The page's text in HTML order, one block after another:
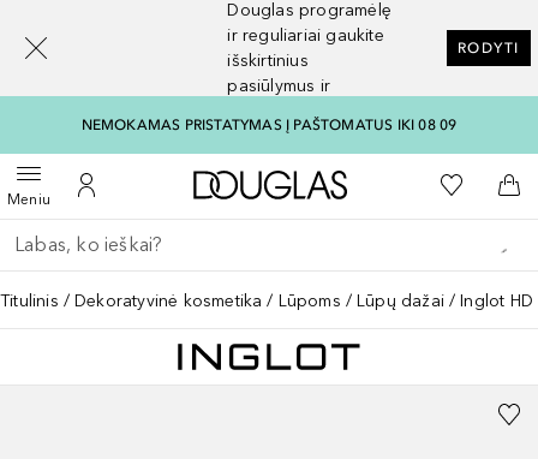
Douglas programėlę
ir reguliariai gaukite
išskirtinius
pasiūlymus ir
RODYTI
NEMOKAMAS PRISTATYMAS Į PAŠTOMATUS IKI 08 09
MeniuAtidaryti meniuĮ mano paskyrą
Į Douglas pagrindinį
Į mano
Į
Grįžk atgal
Vykdykite paiešką
Titulinis Dekoratyvinė kosmetika Lūpoms Lūpų dažai Inglot
[navigation.slideout.screenreader]